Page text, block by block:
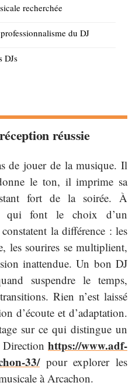
recherchée
du DJ
DJs
réussie
de jouer de la musique. Il
le ton, il imprime sa
fort de la soirée. À
qui font le choix d’un
la différence : les
les sourires se multiplient,
inattendue. Un bon DJ
suspendre le temps,
Rien n’est laissé
d’écoute et d’adaptation.
sur ce qui distingue un
Direction https://www.adf-
33/pour explorer les
à Arcachon.